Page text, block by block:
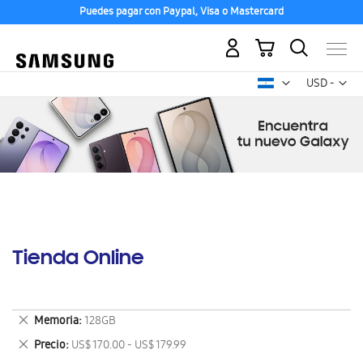
Puedes pagar con Paypal, Visa o Mastercard
USD -
dólar
Mi carrito
Tienda Online
Memoria 128GB
Eliminar
este
artículo
Precio US$ 170.00 - US$ 179.99
Eliminar